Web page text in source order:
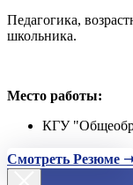
Педагогика,
школьника.
Место работы:
КГУ
Смотреть Резюме